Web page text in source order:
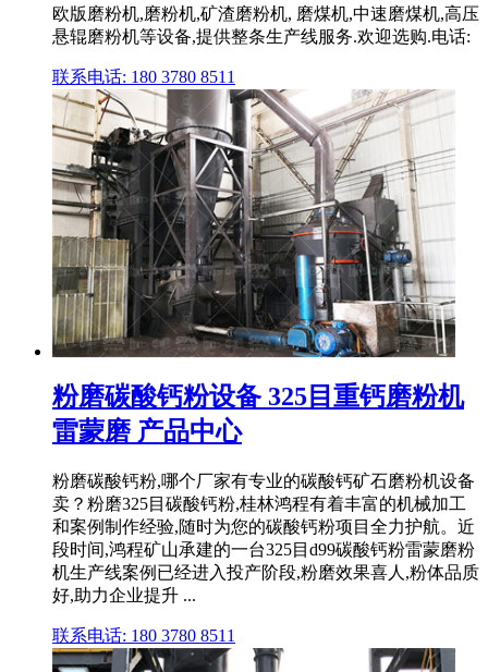
欧版磨粉机,磨粉机,矿渣磨粉机, 磨煤机,中速磨煤机,高压
悬辊磨粉机等设备,提供整条生产线服务.欢迎选购.电话:
联系电话: 180 3780 8511
粉磨碳酸钙粉设备 325目重钙磨粉机
雷蒙磨 产品中心
粉磨碳酸钙粉,哪个厂家有专业的碳酸钙矿石磨粉机设备
卖？粉磨325目碳酸钙粉,桂林鸿程有着丰富的机械加工
和案例制作经验,随时为您的碳酸钙粉项目全力护航。近
段时间,鸿程矿山承建的一台325目d99碳酸钙粉雷蒙磨粉
机生产线案例已经进入投产阶段,粉磨效果喜人,粉体品质
好,助力企业提升 ...
联系电话: 180 3780 8511